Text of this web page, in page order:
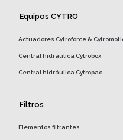
Equipos CYTRO
Actuadores Cytroforce &
Central hidráulica Cytrobox
Central hidráulica Cytropac
Filtros
Elementos filtrantes